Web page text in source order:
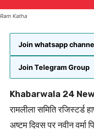
Ram Katha
Join whatsapp
Join Telegram Group
Khabarwala 24
रामलीला समिति रजिस्टर्ड
अष्टम दिवस पर नवीन वर्मा